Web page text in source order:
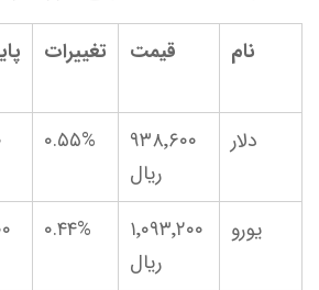
نام قیمت تغییرات
دلار
۹۳۸٬۶۰۰
ریال
۰.۵۵%
یورو
۱٬۰۹۳٬۲۰۰
ریال
۰.۴۴%